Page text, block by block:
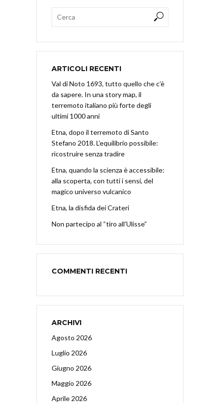
ARTICOLI RECENTI
Val di Noto 1693, tutto quello che c’è
da sapere. In una story map, il
terremoto italiano più forte degli
ultimi 1000 anni
Etna, dopo il terremoto di Santo
Stefano 2018. L’equilibrio possibile:
ricostruire senza tradire
Etna, quando la scienza è accessibile:
alla scoperta, con tutti i sensi, del
magico universo vulcanico
Etna, la disfida dei Crateri
Non partecipo al “tiro all’Ulisse”
COMMENTI RECENTI
ARCHIVI
Agosto 2026
Luglio 2026
Giugno 2026
Maggio 2026
Aprile 2026